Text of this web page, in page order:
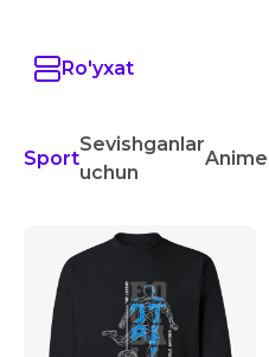
Ro'yxat
Sport
Sevishganlar
uchun
Anime